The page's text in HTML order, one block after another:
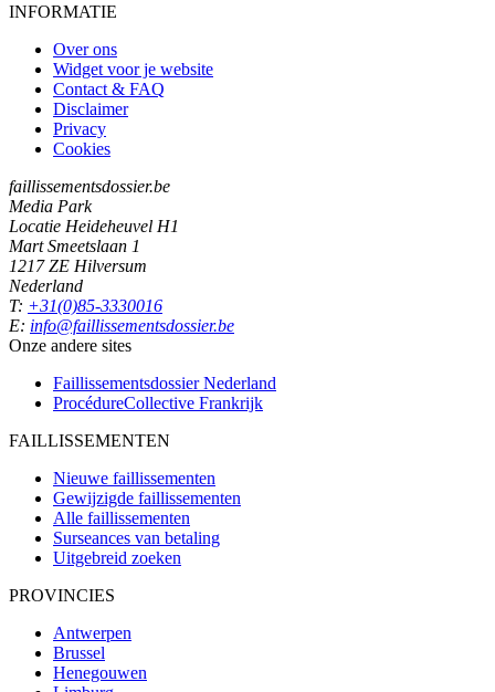
INFORMATIE
Over ons
Widget voor je website
Contact & FAQ
Disclaimer
Privacy
Cookies
faillissementsdossier.be
Media Park
Locatie Heideheuvel H1
Mart Smeetslaan 1
1217 ZE Hilversum
Nederland
T: +31(0)85-3330016
E: info@faillissementsdossier.be
Onze andere sites
Faillissementsdossier Nederland
ProcédureCollective Frankrijk
FAILLISSEMENTEN
Nieuwe faillissementen
Gewijzigde faillissementen
Alle faillissementen
Surseances van betaling
Uitgebreid zoeken
PROVINCIES
Antwerpen
Brussel
Henegouwen